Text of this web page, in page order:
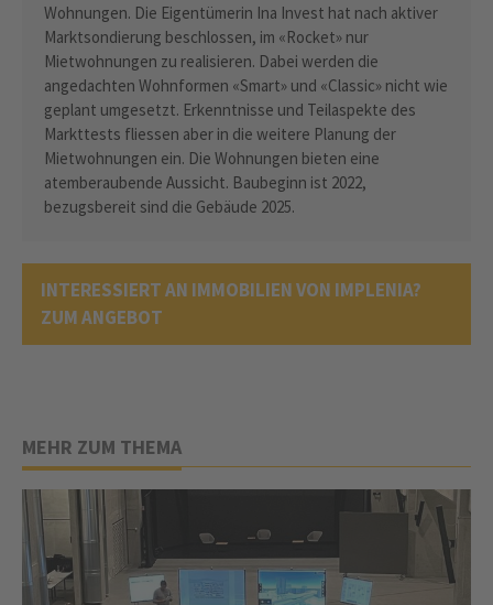
Wohnungen. Die Eigentümerin Ina Invest hat nach aktiver
Marktsondierung beschlossen, im «Rocket» nur
Mietwohnungen zu realisieren. Dabei werden die
angedachten Wohnformen «Smart» und «Classic» nicht wie
geplant umgesetzt. Erkenntnisse und Teilaspekte des
Markttests fliessen aber in die weitere Planung der
Mietwohnungen ein. Die Wohnungen bieten eine
atemberaubende Aussicht. Baubeginn ist 2022,
bezugsbereit sind die Gebäude 2025.
INTERESSIERT AN IMMOBILIEN VON IMPLENIA?
ZUM ANGEBOT
MEHR ZUM THEMA